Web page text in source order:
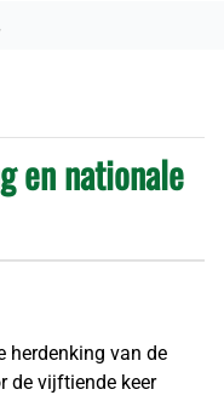
en nationale
herdenking van de
de vijftiende keer